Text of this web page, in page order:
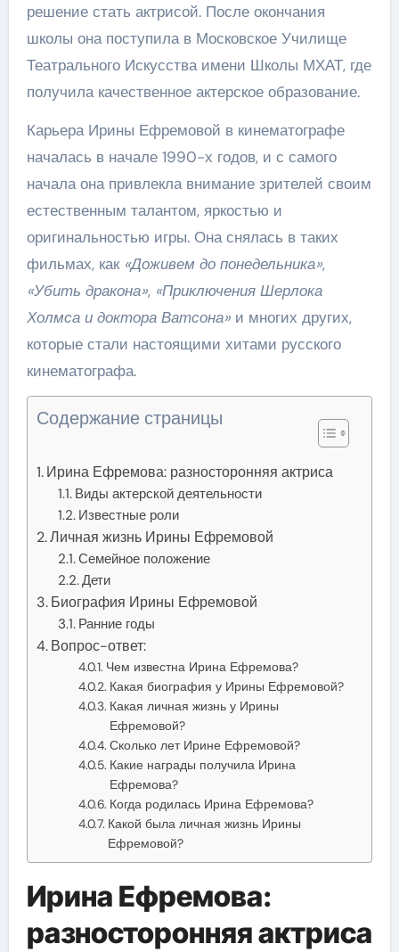
решение стать актрисой. После окончания
школы она поступила в Московское Училище
Театрального Искусства имени Школы МХАТ, где
получила качественное актерское образование.
Карьера Ирины Ефремовой в кинематографе
началась в начале 1990-х годов, и с самого
начала она привлекла внимание зрителей своим
естественным талантом, яркостью и
оригинальностью игры. Она снялась в таких
фильмах, как «Доживем до понедельника»,
«Убить дракона», «Приключения Шерлока
Холмса и доктора Ватсона»и многих других,
которые стали настоящими хитами русского
кинематографа.
Содержание страницы
Ирина Ефремова: разносторонняя актриса
Виды актерской деятельности
Известные роли
Личная жизнь Ирины Ефремовой
Семейное положение
Дети
Биография Ирины Ефремовой
Ранние годы
Вопрос-ответ:
Чем известна Ирина Ефремова?
Какая биография у Ирины Ефремовой?
Какая личная жизнь у Ирины
Ефремовой?
Сколько лет Ирине Ефремовой?
Какие награды получила Ирина
Ефремова?
Когда родилась Ирина Ефремова?
Какой была личная жизнь Ирины
Ефремовой?
Ирина Ефремова:
разносторонняя актриса